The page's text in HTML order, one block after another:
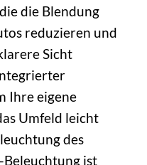
die Blendung
reduzieren und
Sicht
Ihre eigene
Umfeld leicht
des
Beleuchtung ist